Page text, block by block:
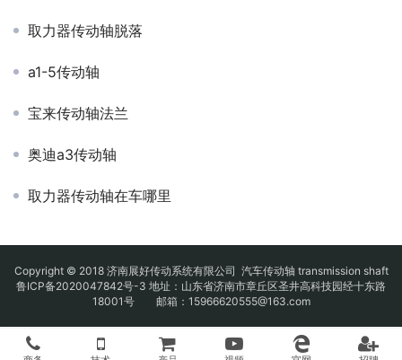
取力器传动轴脱落
a1-5传动轴
宝来传动轴法兰
奥迪a3传动轴
取力器传动轴在车哪里
Copyright © 2018 济南展好传动系统有限公司 汽车传动轴 transmission shaft
鲁ICP备2020047842号-3 地址：山东省济南市章丘区圣井高科技园经十东路
18001号 邮箱：15966620555@163.com